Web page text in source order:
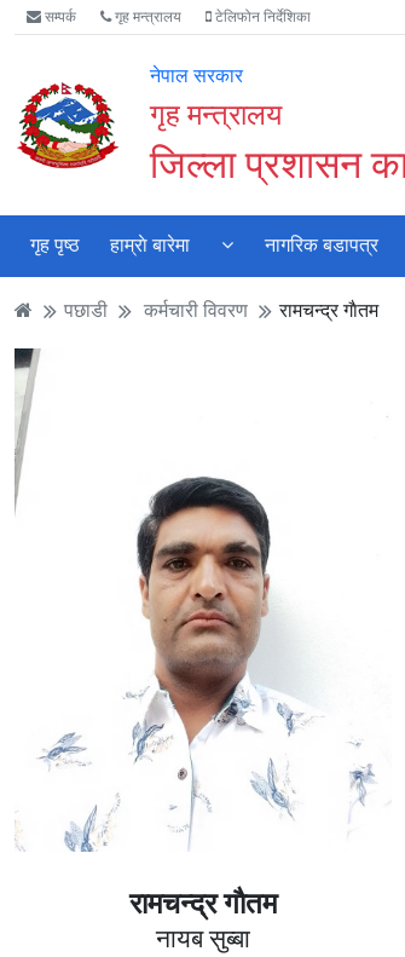
Accessibility
Mode
गर्नुहोस्
मुख्य
सामाग्री
मुख्य
नेभिगेसन
वेबसाइट
खोजमा
सम्पर्क गृह मन्त्रालय टेलिफोन निर्देशिका
नेपाल सरकार
गृह मन्त्रालय
जिल्ला प्रशासन
गृह पृष्ठ हाम्राे बारेमा नागरिक बडापत्र
पछाडी कर्मचारी विवरण रामचन्द्र गाैतम
रामचन्द्र गाैतम
नायब सुब्बा